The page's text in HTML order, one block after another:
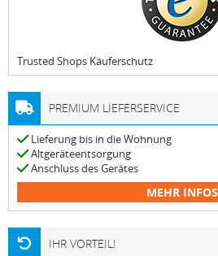
Trusted Shops Käuferschutz
PREMIUM LIEFERSERVICE
Lieferung bis in die Wohnung
Altgeräteentsorgung
Anschluss des Gerätes
MEHR INFOS
IHR VORTEIL!